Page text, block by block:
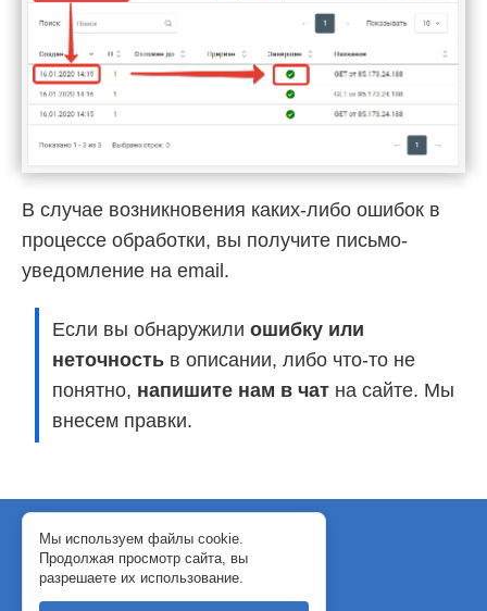
В случае возникновения каких-либо ошибок в
процессе обработки, вы получите письмо-
уведомление на email.
Если вы обнаружили ошибку или
неточность в описании, либо что-то не
понятно, напишите нам в чат на сайте. Мы
внесем правки.
© 2018-2024 WebJack
Политика конфиденциальности
Договор-оферта
Мы используем файлы cookie.
Продолжая просмотр сайта, вы
разрешаете их использование.